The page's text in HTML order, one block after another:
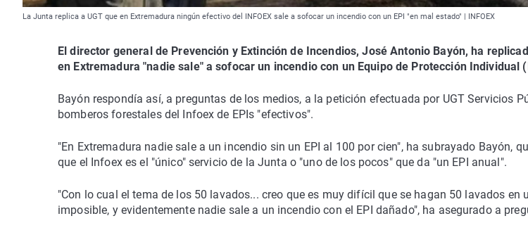
La Junta replica a UGT que en Extremadura ningún efectivo del INFOEX sale a sofocar un incendio con un EPI "en mal estado" | INFOEX
El director general de Prevención y Extinción de Incendios, José Antonio Bayón, ha
en Extremadura "nadie sale" a sofocar un incendio con un Equipo de Protección Individual
Bayón respondía así, a preguntas de los medios, a la petición efectuada por UGT Servicios
bomberos forestales del Infoex de EPIs "efectivos".
"En Extremadura nadie sale a un incendio sin un EPI al 100 por cien", ha subrayado Bayón,
que el Infoex es el "único" servicio de la Junta o "uno de los pocos" que da "un EPI anual".
"Con lo cual el tema de los 50 lavados... creo que es muy difícil que se hagan 50 lavados en
imposible, y evidentemente nadie sale a un incendio con el EPI dañado", ha asegurado a